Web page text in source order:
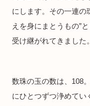
にします。その一連の
えを身にまとうもの”
受け継がれてきました。
数珠の玉の数は、108
にひとつずつ浄めてい